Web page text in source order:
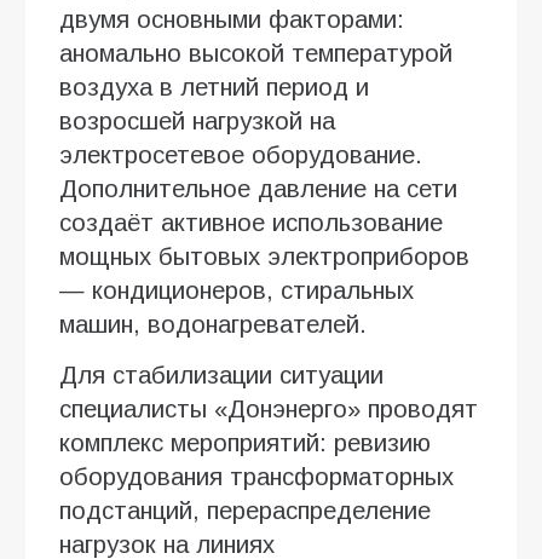
двумя основными факторами:
аномально высокой температурой
воздуха в летний период и
возросшей нагрузкой на
электросетевое оборудование.
Дополнительное давление на сети
создаёт активное использование
мощных бытовых электроприборов
— кондиционеров, стиральных
машин, водонагревателей.
Для стабилизации ситуации
специалисты «Донэнерго» проводят
комплекс мероприятий: ревизию
оборудования трансформаторных
подстанций, перераспределение
нагрузок на линиях